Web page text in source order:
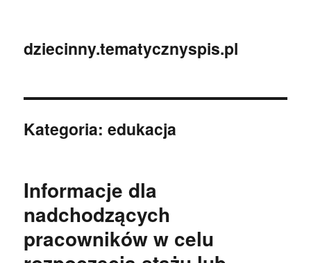
dziecinny.tematycznyspis.pl
Kategoria:edukacja
Informacje dla
nadchodzących
pracowników w celu